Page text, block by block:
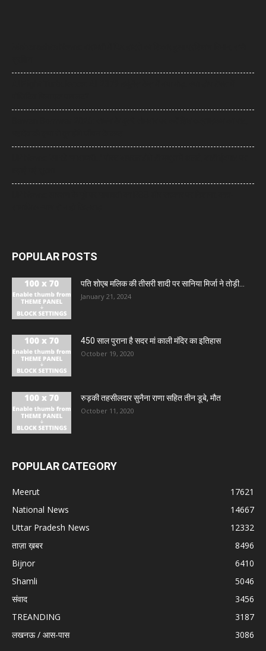
POPULAR POSTS
पति शोएब मलिक की तीसरी शादी पर सानिया मिर्जा ने तोड़ी...
January 21, 2024
450 साल पुराना है सदर मां काली मंदिर का इतिहास
October 19, 2020
रुड़की तहसीलदार सुनैना राणा सहित तीन डूबे, मौत
October 11, 2020
POPULAR CATEGORY
Meerut
17621
National News
14667
Uttar Pradesh News
12332
ताज़ा ख़बर
8496
Bijnor
6410
Shamli
5046
संवाद
3456
TREANDING
3187
लखनऊ / आस-पास
3086